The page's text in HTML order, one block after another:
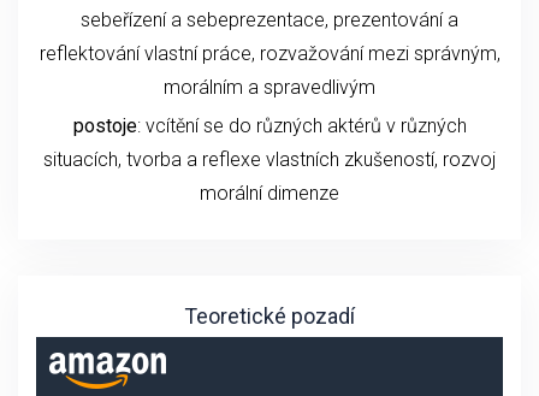
sebeřízení a sebeprezentace, prezentování a
reflektování vlastní práce, rozvažování mezi správným,
morálním a spravedlivým
postoje: vcítění se do různých aktérů v různých
situacích, tvorba a reflexe vlastních zkušeností, rozvoj
morální dimenze
Teoretické pozadí